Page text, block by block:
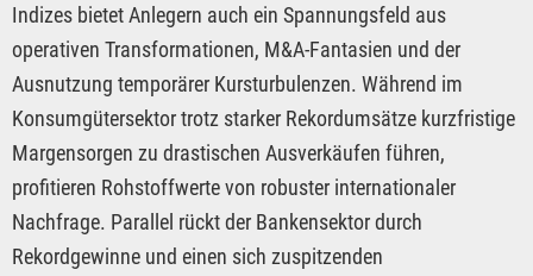
Indizes bietet Anlegern auch ein Spannungsfeld aus
operativen Transformationen, M&A-Fantasien und der
Ausnutzung temporärer Kursturbulenzen. Während im
Konsumgütersektor trotz starker Rekordumsätze kurzfristige
Margensorgen zu drastischen Ausverkäufen führen,
profitieren Rohstoffwerte von robuster internationaler
Nachfrage. Parallel rückt der Bankensektor durch
Rekordgewinne und einen sich zuspitzenden